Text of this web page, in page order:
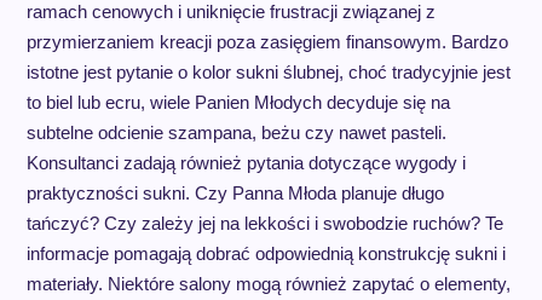
ramach cenowych i uniknięcie frustracji związanej z
przymierzaniem kreacji poza zasięgiem finansowym. Bardzo
istotne jest pytanie o kolor sukni ślubnej, choć tradycyjnie jest
to biel lub ecru, wiele Panien Młodych decyduje się na
subtelne odcienie szampana, beżu czy nawet pasteli.
Konsultanci zadają również pytania dotyczące wygody i
praktyczności sukni. Czy Panna Młoda planuje długo
tańczyć? Czy zależy jej na lekkości i swobodzie ruchów? Te
informacje pomagają dobrać odpowiednią konstrukcję sukni i
materiały. Niektóre salony mogą również zapytać o elementy,